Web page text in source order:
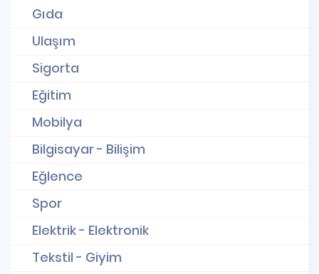
Gıda
Ulaşım
Sigorta
Eğitim
Mobilya
Bilgisayar - Bilişim
Eğlence
Spor
Elektrik - Elektronik
Tekstil - Giyim